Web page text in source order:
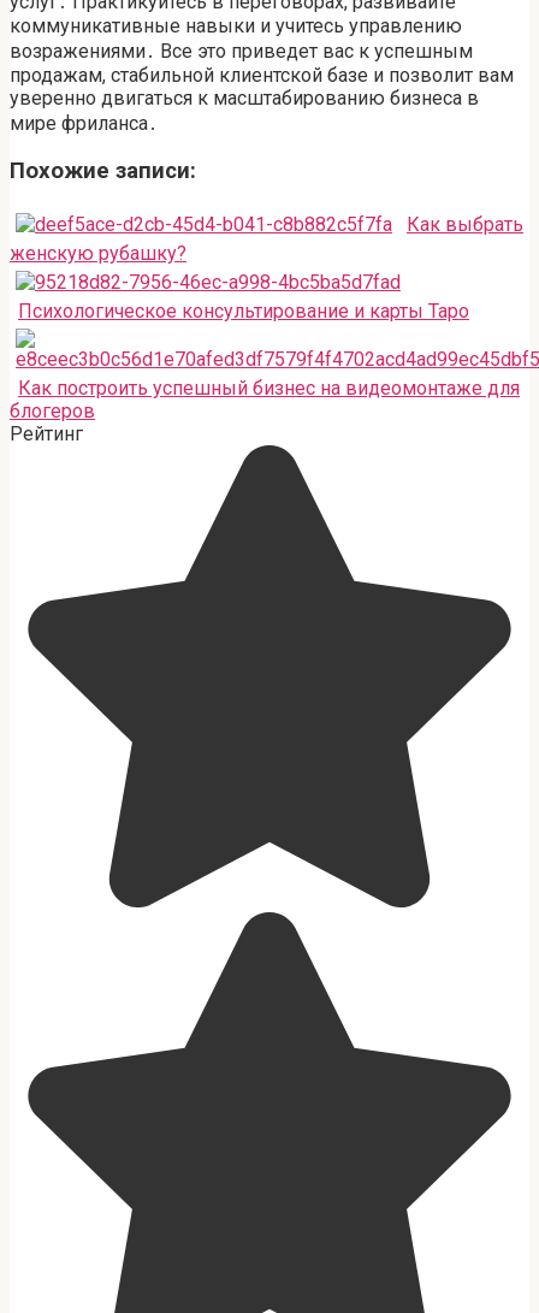
коммуникативные навыки и учитесь управлению
возражениями․ Все это приведет вас к успешным
продажам, стабильной клиентской базе и позволит вам
уверенно двигаться к масштабированию бизнеса в
мире фриланса․
Похожие записи:
Как выбрать
женскую рубашку?
Психологическое консультирование и карты Таро
Как построить успешный бизнес на видеомонтаже для
блогеров
Рейтинг